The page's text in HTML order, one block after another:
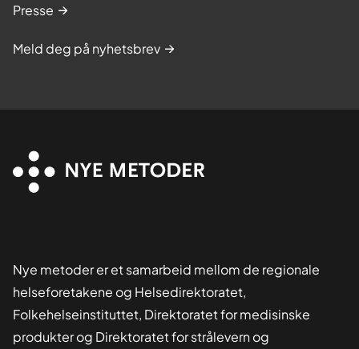
Presse
Meld deg på nyhetsbrev
Nye metoder er et samarbeid mellom de regionale
helseforetakene og Helsedirektoratet,
Folkehelseinstituttet, Direktoratet for medisinske
produkter og Direktoratet for strålevern og